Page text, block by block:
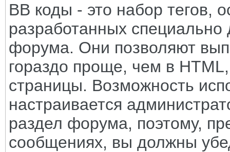
BB коды - это набор тегов,
разработанных
форума. Они позволяют
гораздо проще, чем в
страницы. Возможность
настраивается
раздел форума, поэтому,
сообщениях, вы должны